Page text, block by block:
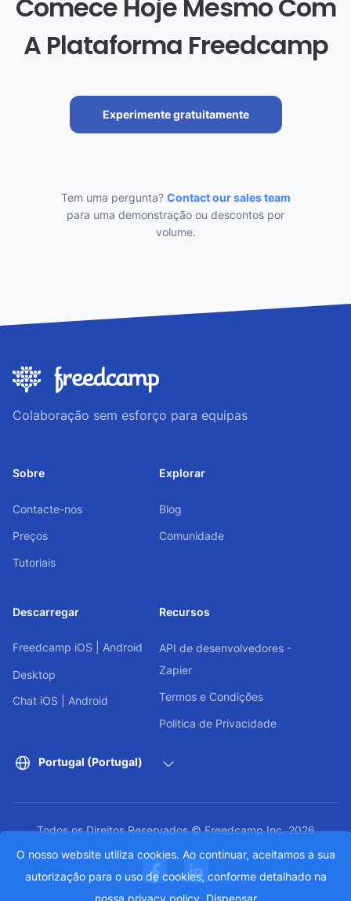
O nosso website utiliza cookies. Ao continuar, aceitamos a sua
autorização para o uso de cookies, conforme detalhado na
nossa privacy policy. Dispensar
Comece Hoje Mesmo Com
A Plataforma Freedcamp
Experimente gratuitamente
Tem uma pergunta? Contact our sales team
para uma demonstração ou descontos por
volume.
Colaboração sem esforço para equipas
Sobre
Contacte-nos
Preços
Tutoriais
Explorar
Blog
Comunidade
Descarregar
Freedcamp iOS Android
Desktop
Chat iOS Android
Recursos
API de desenvolvedores -
Zapier
Termos e Condições
Politica de Privacidade
Todos os Direitos Reservados © Freedcamp Inc. 2026
Portugal (Portugal)